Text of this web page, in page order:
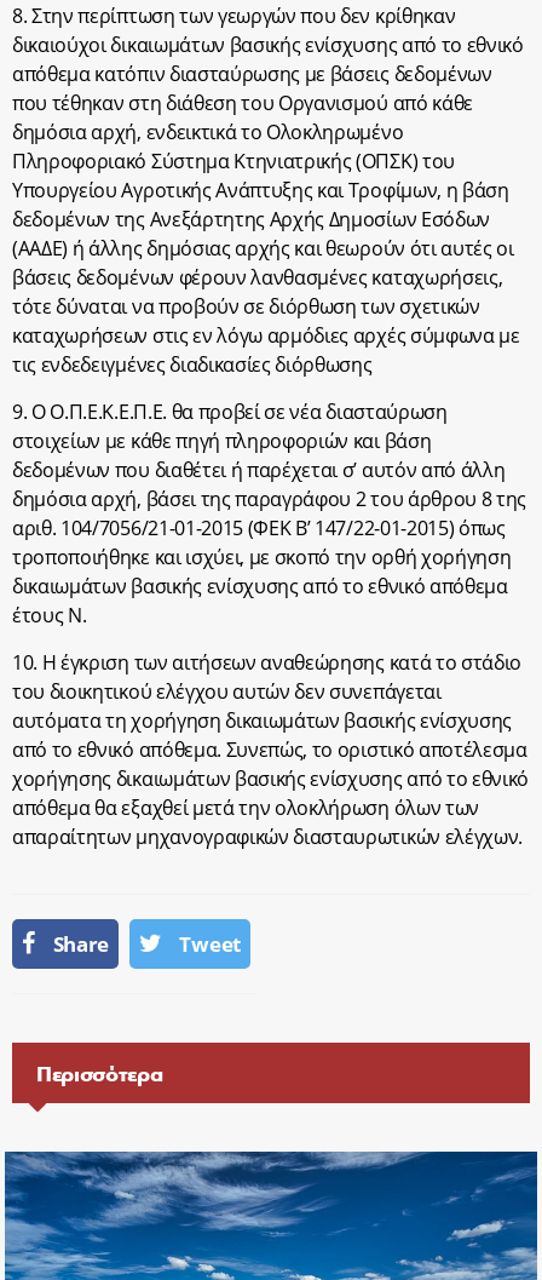
8. Στην περίπτωση των γεωργών που δεν κρίθηκαν
δικαιούχοι δικαιωμάτων βασικής ενίσχυσης από το εθνικό
απόθεμα κατόπιν διασταύρωσης με βάσεις δεδομένων
που τέθηκαν στη διάθεση του Οργανισμού από κάθε
δημόσια αρχή, ενδεικτικά το Ολοκληρωμένο
Πληροφοριακό Σύστημα Κτηνιατρικής (ΟΠΣΚ) του
Υπουργείου Αγροτικής Ανάπτυξης και Τροφίμων, η βάση
δεδομένων της Ανεξάρτητης Αρχής Δημοσίων Εσόδων
(ΑΑΔΕ) ή άλλης δημόσιας αρχής και θεωρούν ότι αυτές οι
βάσεις δεδομένων φέρουν λανθασμένες καταχωρήσεις,
τότε δύναται να προβούν σε διόρθωση των σχετικών
καταχωρήσεων στις εν λόγω αρμόδιες αρχές σύμφωνα με
τις ενδεδειγμένες διαδικασίες διόρθωσης
9. Ο Ο.Π.Ε.Κ.Ε.Π.Ε. θα προβεί σε νέα διασταύρωση
στοιχείων με κάθε πηγή πληροφοριών και βάση
δεδομένων που διαθέτει ή παρέχεται σ’ αυτόν από άλλη
δημόσια αρχή, βάσει της παραγράφου 2 του άρθρου 8 της
αριθ. 104/7056/21-01-2015 (ΦΕΚ Β’ 147/22-01-2015) όπως
τροποποιήθηκε και ισχύει, με σκοπό την ορθή χορήγηση
δικαιωμάτων βασικής ενίσχυσης από το εθνικό απόθεμα
έτους Ν.
10. Η έγκριση των αιτήσεων αναθεώρησης κατά το στάδιο
του διοικητικού ελέγχου αυτών δεν συνεπάγεται
αυτόματα τη χορήγηση δικαιωμάτων βασικής ενίσχυσης
από το εθνικό απόθεμα. Συνεπώς, το οριστικό αποτέλεσμα
χορήγησης δικαιωμάτων βασικής ενίσχυσης από το εθνικό
απόθεμα θα εξαχθεί μετά την ολοκλήρωση όλων των
απαραίτητων μηχανογραφικών διασταυρωτικών ελέγχων.
Share Tweet
Περισσότερα